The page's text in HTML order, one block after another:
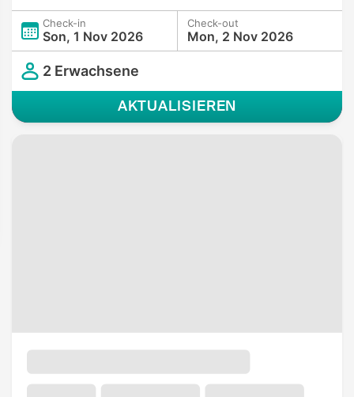
Check-in
Son, 1 Nov 2026
Check-out
Mon, 2 Nov 2026
2 Erwachsene
AKTUALISIEREN